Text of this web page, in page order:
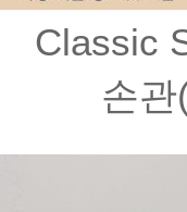
Classic
손관